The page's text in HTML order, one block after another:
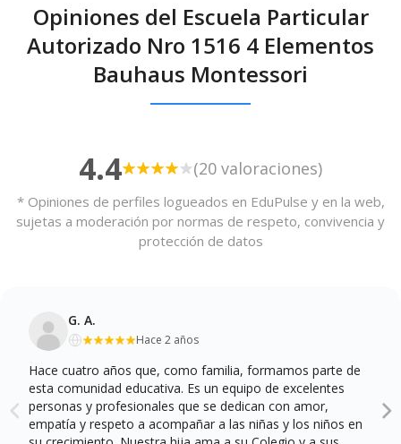
Opiniones del Escuela Particular
Autorizado Nro 1516 4 Elementos
Bauhaus Montessori
4.4 (20 valoraciones)
* Opiniones de perfiles logueados en EduPulse y en la web,
sujetas a moderación por normas de respeto, convivencia y
protección de datos
G. A.
Hace 2 años
Hace cuatro años que, como familia, formamos parte de
esta comunidad educativa. Es un equipo de excelentes
personas y profesionales que se dedican con amor,
empatía y respeto a acompañar a las niñas y los niños en